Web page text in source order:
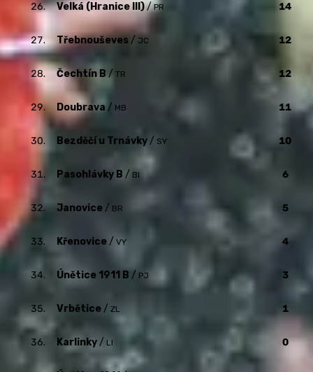
26. Velká (Hranice III)/PR 14
27. Třebnouševes/ JC 12
28. Čechtín B / TR 12
29. Doubrava / MB 11
30. Bezděčí u Trnávky / SY 10
31. Pasohlávky B / BI 6
32. Janovice / BR 5
33. Křenovice / VY 4
34. Únětice 1911 B / PJ 3
35. Vrbětice / ZL 1
36. Karlinky / LI 0